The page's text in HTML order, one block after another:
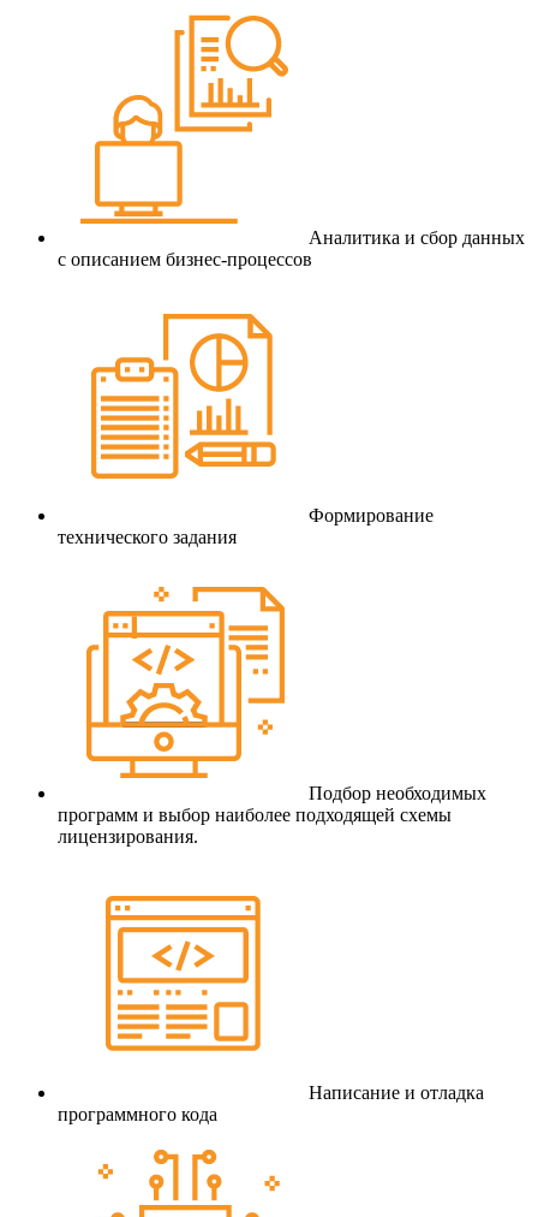
Аналитика и сбор данных
с описанием бизнес-процессов
Формирование
технического задания
Подбор необходимых
программ и выбор наиболее подходящей схемы
лицензирования.
Написание и отладка
программного кода